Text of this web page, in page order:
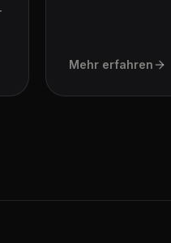
Mehr erfahren